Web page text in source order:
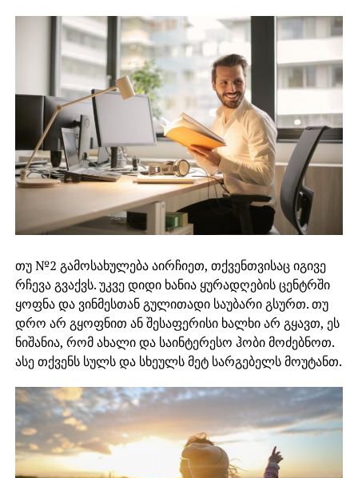
თუ №2 გამოსახულება აირჩიეთ, თქვენთვისაც იგივე
რჩევა გვაქვს. უკვე დიდი ხანია ყურადღების ცენტრში
ყოფნა და ვინმესთან გულითადი საუბარი გსურთ. თუ
დრო არ გყოფნით ან შესაფერისი ხალხი არ გყავთ, ეს
ნიშანია, რომ ახალი და საინტერესო ჰობი მოძებნოთ.
ასე თქვენს სულს და სხეულს მეტ სარგებელს მოუტანთ.